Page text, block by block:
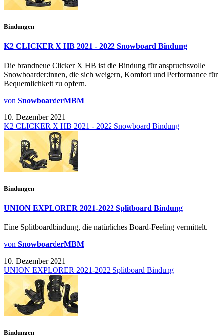
Bindungen
K2 CLICKER X HB 2021 - 2022 Snowboard Bindung
Die brandneue Clicker X HB ist die Bindung für anspruchsvolle
Snowboarder:innen, die sich weigern, Komfort und Performance für
Bequemlichkeit zu opfern.
von SnowboarderMBM
10. Dezember 2021
K2 CLICKER X HB 2021 - 2022 Snowboard Bindung
Bindungen
UNION EXPLORER 2021-2022 Splitboard Bindung
Eine Splitboardbindung, die natürliches Board-Feeling vermittelt.
von SnowboarderMBM
10. Dezember 2021
UNION EXPLORER 2021-2022 Splitboard Bindung
Bindungen